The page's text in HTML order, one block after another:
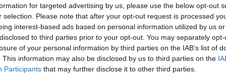
for targeted advertising by us, please use the below opt-out
selection. Please note that after your opt-out request is processed
interest-based ads based on personal information utilized by us
to third parties prior to your opt-out. You may separately
of your personal information by third parties on the IAB’s list of
This information may also be disclosed by us to third parties on the
Participants that may further disclose it to other third parties.
6827037709609995526>TikTok